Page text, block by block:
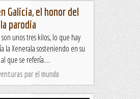
Galicia, el honor del
parodia
unos tres kilos, lo que hay
la Xenerala sosteniendo en su
que se refería....
por el mundo